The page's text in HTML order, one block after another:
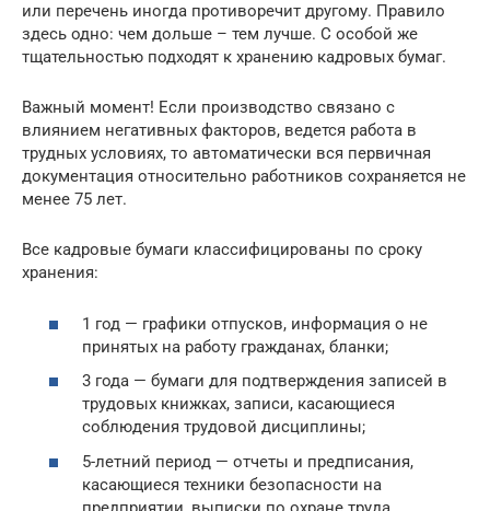
или перечень иногда противоречит другому. Правило
здесь одно: чем дольше – тем лучше. С особой же
тщательностью подходят к хранению кадровых бумаг.
Важный момент! Если производство связано с
влиянием негативных факторов, ведется работа в
трудных условиях, то автоматически вся первичная
документация относительно работников сохраняется не
менее 75 лет.
Все кадровые бумаги классифицированы по сроку
хранения:
1 год — графики отпусков, информация о не
принятых на работу гражданах, бланки;
3 года — бумаги для подтверждения записей в
трудовых книжках, записи, касающиеся
соблюдения трудовой дисциплины;
5-летний период — отчеты и предписания,
касающиеся техники безопасности на